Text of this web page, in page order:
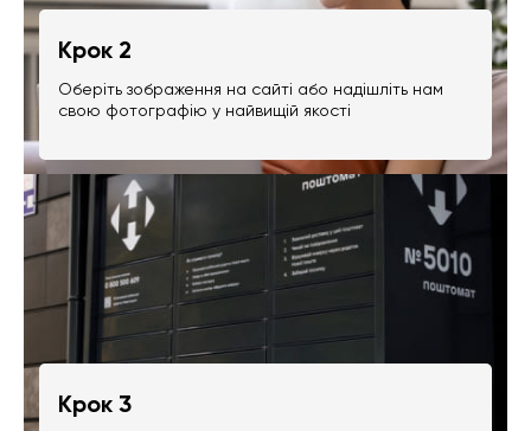
Крок 2
Оберіть зображення на сайті або надішліть нам
свою фотографію у найвищій якості
Крок 3